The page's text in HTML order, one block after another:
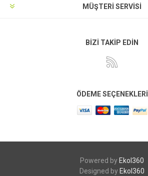
MÜŞTERI SERVISI
BİZİ TAKİP EDİN
ÖDEME SEÇENEKLERI
Powered by Ekol360
Designed by Ekol360